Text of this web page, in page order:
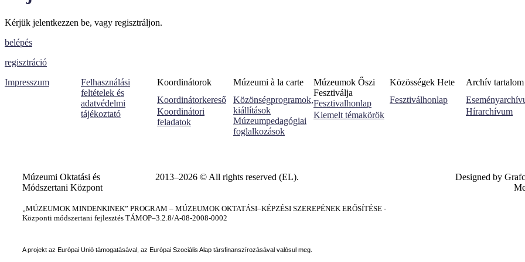
Kérjük jelentkezzen be, vagy regisztráljon.
belépés
regisztráció
Impresszum
Felhasználási
feltételek és
adatvédelmi
tájékoztató
Koordinátorok
Koordinátorkereső
Koordinátori
feladatok
Múzeumi à la carte
Közönségprogramok,
kiállítások
Múzeumpedagógiai
foglalkozások
Múzeumok Őszi
Fesztiválja
Fesztivalhonlap
Kiemelt témakörök
Közösségek Hete
Fesztiválhonlap
Archív tartalom
Hírarchívum
Múzeumi Oktatási és
Módszertani Központ
2013–2026 © All rights reserved (EL).
Designed by
„MÚZEUMOK MINDENKINEK” PROGRAM – MÚZEUMOK OKTATÁSI–KÉPZÉSI SZEREPÉNEK ERŐSÍTÉSE -
Központi módszertani fejlesztés TÁMOP–3.2.8/A-08-2008-0002
A projekt az Európai Unió támogatásával, az Európai Szociális Alap társfinanszírozásával valósul meg.